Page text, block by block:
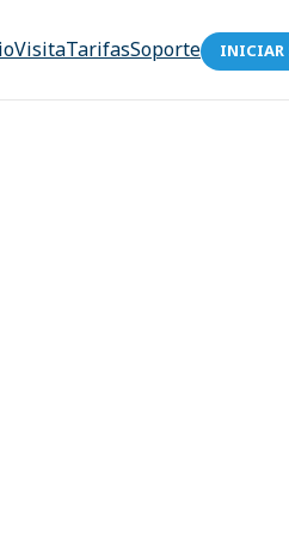
VisitaTarifasSoporte INICIAR